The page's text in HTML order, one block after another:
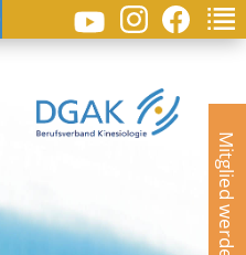
Mitglied werden